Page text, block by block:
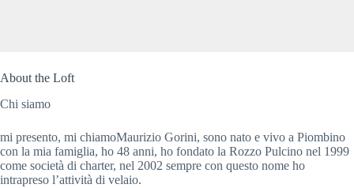
About the Loft
Chi siamo
mi presento, mi chiamoMaurizio Gorini, sono nato e vivo a Piombino
con la mia famiglia, ho 48 anni, ho fondato la Rozzo Pulcino nel 1999
come società di charter, nel 2002 sempre con questo nome ho
intrapreso l’attività di velaio.